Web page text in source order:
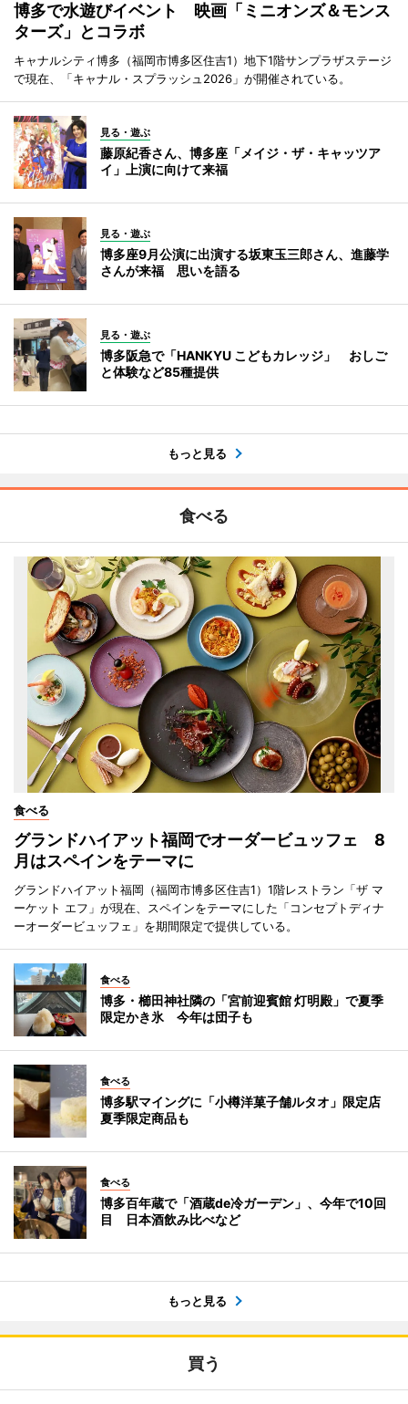
博多で水遊びイベント 映画「ミニオンズ＆モンス
ターズ」とコラボ
キャナルシティ博多（福岡市博多区住吉1）地下1階サンプラザステージ
で現在、「キャナル・スプラッシュ2026」が開催されている。
見る・遊ぶ
藤原紀香さん、博多座「メイジ・ザ・キャッツア
イ」上演に向けて来福
見る・遊ぶ
博多座9月公演に出演する坂東玉三郎さん、進藤学
さんが来福 思いを語る
見る・遊ぶ
博多阪急で「HANKYU こどもカレッジ」 おしご
と体験など85種提供
もっと見る
食べる
食べる
グランドハイアット福岡でオーダービュッフェ 8
月はスペインをテーマに
グランドハイアット福岡（福岡市博多区住吉1）1階レストラン「ザ マ
ーケット エフ」が現在、スペインをテーマにした「コンセプトディナ
ーオーダービュッフェ」を期間限定で提供している。
食べる
博多・櫛田神社隣の「宮前迎賓館 灯明殿」で夏季
限定かき氷 今年は団子も
食べる
博多駅マイングに「小樽洋菓子舗ルタオ」限定店
夏季限定商品も
食べる
博多百年蔵で「酒蔵de冷ガーデン」、今年で10回
目 日本酒飲み比べなど
もっと見る
買う